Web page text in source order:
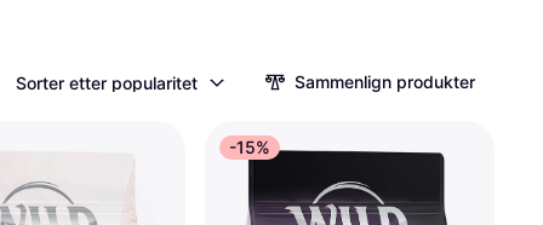
Sorter etter popularitet Sammenlign produkter
-15%